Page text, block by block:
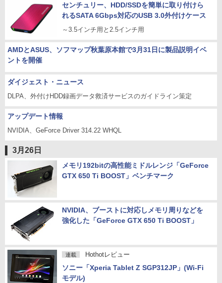
センチュリー、HDD/SSDを簡単に取り付けら
れるSATA 6Gbps対応のUSB 3.0外付けケース
～3.5インチ用と2.5インチ用
AMDとASUS、ソフマップ秋葉原本館で3月31日に製品説明イベ
ントを開催
ダイジェスト・ニュース
DLPA、外付けHDD録画データ救済サービスのガイドライン策定
アップデート情報
NVIDIA、GeForce Driver 314.22 WHQL
3月26日
メモリ192bitの高性能ミドルレンジ「GeForce
GTX 650 Ti BOOST」ベンチマーク
NVIDIA、ブーストに対応しメモリ周りなどを
強化した「GeForce GTX 650 Ti BOOST」
連載 Hothotレビュー
ソニー「Xperia Tablet Z SGP312JP」(Wi-Fi
モデル)